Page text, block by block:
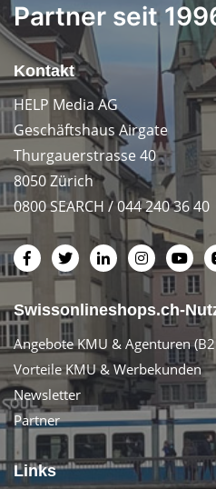
Partner seit
Kontakt
HELP Media AG
Geschäftshaus Airgate
Thurgauerstrasse 40
8050 Zürich
0800 SEARCH / 044 240 36 40
Swissonlineshops.ch-
Angebote KMU & Agenturen
Vorteile KMU & Werbekunden
Newsletter
Partner
Links